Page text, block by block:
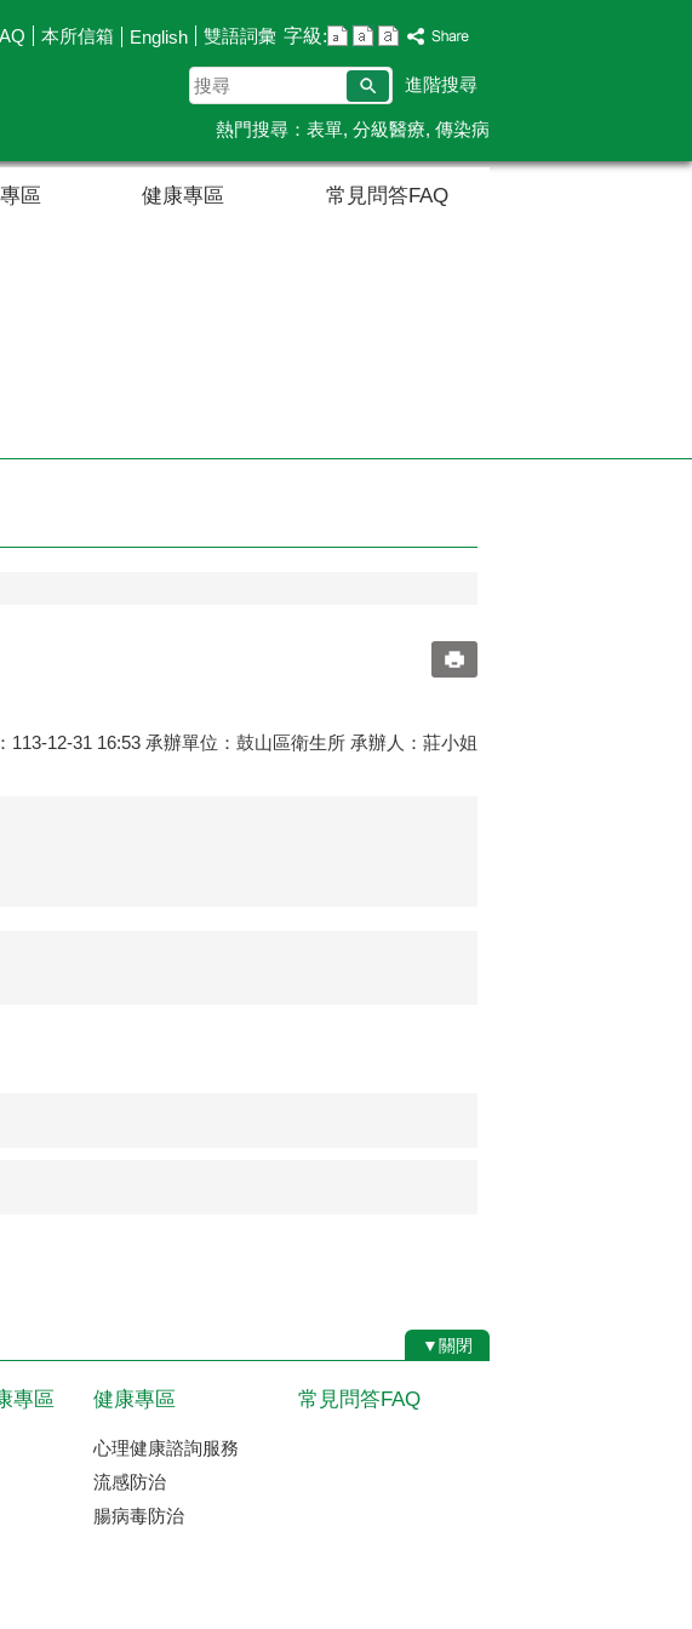
本所信箱 English 雙語詞彙 字級:
搜
尋
進階搜尋
熱門搜尋： 表單 分級醫療 傳染病
區 健康專區 常見問答FAQ
113-12-31 16:53 承辦單位：鼓山區衛生所 承辦人：莊小姐
▼關閉
專區 健康專區
心理健康諮詢服務
流感防治
腸病毒防治
常見問答FAQ